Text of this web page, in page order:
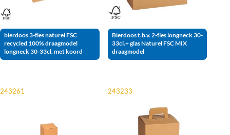
bierdoos 3-fles naturel FSC
recycled 100% draagmodel
longneck 30-33cl. met koord
Bierdoos t.b.v. 2-fles longneck 30-
33cl.+ glas Naturel FSC MIX
draagmodel
243261 243233